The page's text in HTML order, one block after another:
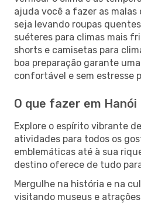
ajuda você a fazer as
seja levando roupas
suéteres para climas mais
shorts e camisetas para
boa preparação garante
confortável e sem estresse
O que fazer em Hanói
Explore o espírito vibrante
atividades para todos os
emblemáticas até à sua
destino oferece de tudo
Mergulhe na história e na
visitando museus e